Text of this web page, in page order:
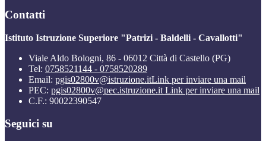
Contatti
Istituto Istruzione Superiore "Patrizi - Baldelli - Cavallotti"
Viale Aldo Bologni, 86 - 06012 Città di Castello (PG)
Tel: 0758521144 - 0758520289
Email: pgis02800v@istruzione.itLink per inviare una mail
PEC: pgis02800v@pec.istruzione.it Link per inviare una mail
C.F.: 90022390547
Seguici su